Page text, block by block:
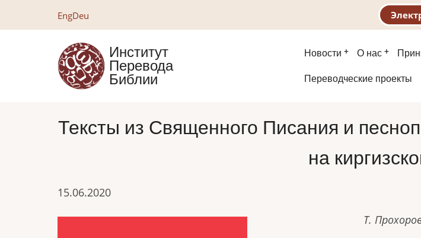
содержанию
EngDeu
Институт
Перевода
Библии
Основная
навигация
Новости О нас
Второе
Переводческие проекты
Тексты из Священного Писания и
на
15.06.2020
Т.